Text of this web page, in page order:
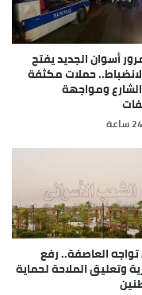
سواء فى الصعيد أو
بتوصيل صوت
فى كافة
حدود البلاد.
فى مختلف
ويوصل صوتهم
التى تتيح لهم
” حياة قصيرة
عندي من حياة طويلة
خاتمتها الظهر
أن يبقى شيئا
قبل أن يلقى وجه
أسوان الجديد يفتح
حملات مكثفة
ومواجهة
العاصفة.. رفع
وتعليق الملاحة لحماية